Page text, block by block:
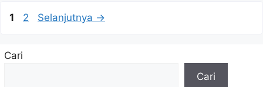
Halaman
1 Halaman
2 Selanjutnya →
Cari
Cari